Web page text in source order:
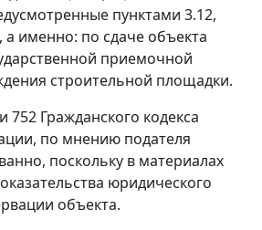
пунктами 3.12,
а именно: по сдаче объекта
приемочной
строительной площадки.
752 Гражданского кодекса
по мнению подателя
поскольку в материалах
юридического
объекта.